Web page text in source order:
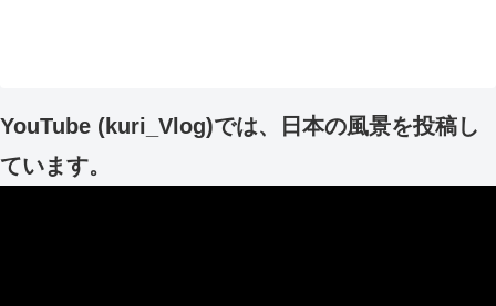
YouTube (kuri_Vlog)では、日本の風景を投稿し
ています。